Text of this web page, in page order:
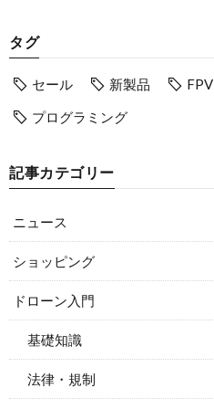
タグ
セール 新製品 FPV
プログラミング
記事カテゴリー
ニュース
ショッピング
ドローン入門
基礎知識
法律・規制